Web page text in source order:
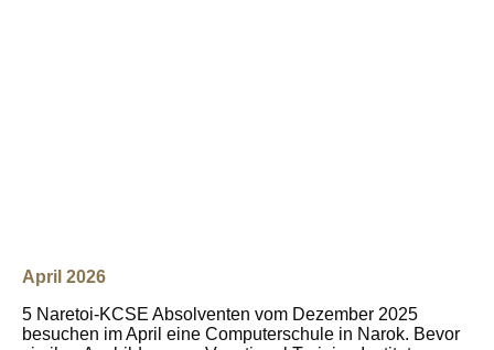
April 2026
5 Naretoi-KCSE Absolventen vom Dezember 2025
besuchen im April eine Computerschule in Narok. Bevor